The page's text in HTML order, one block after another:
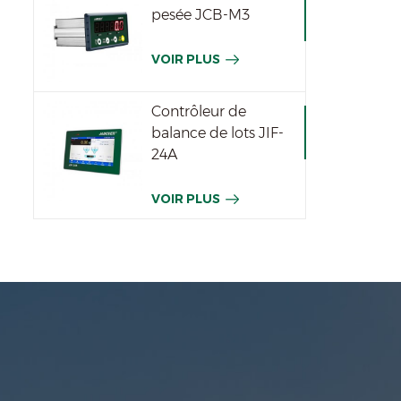
pesée JCB-M3
VOIR PLUS
Contrôleur de
balance de lots JIF-
24A
VOIR PLUS